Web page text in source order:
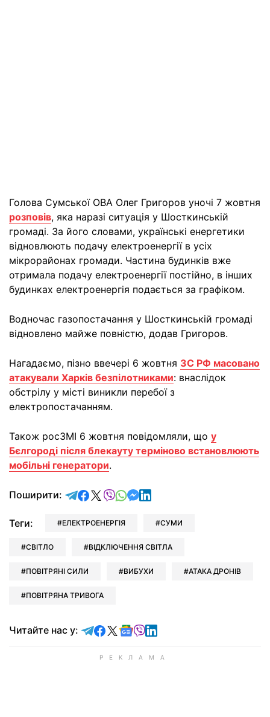
Голова Сумської ОВА Олег Григоров уночі 7 жовтня
розповів, яка наразі ситуація у Шосткинській
громаді. За його словами, українські енергетики
відновлюють подачу електроенергії в усіх
мікрорайонах громади. Частина будинків вже
отримала подачу електроенергії постійно, в інших
будинках електроенергія подається за графіком.
Водночас газопостачання у Шосткинській громаді
відновлено майже повністю, додав Григоров.
Нагадаємо, пізно ввечері 6 жовтня ЗС РФ масовано
атакували Харків безпілотниками: внаслідок
обстрілу у місті виникли перебої з
електропостачанням.
Також росЗМІ 6 жовтня повідомляли, що у
Бєлгороді після блекауту терміново встановлюють
мобільні генератори.
Поширити: відправити у Telegram
поділитись у Facebook
поділитись у X
відправити у Viber
відправити у Whatsapp
відправити у Messenger
відправити у LinkedIn
Теги: ЕЛЕКТРОЕНЕРГІЯ СУМИ
СВІТЛО ВІДКЛЮЧЕННЯ СВІТЛА
ПОВІТРЯНІ СИЛИ ВИБУХИ АТАКА ДРОНІВ
ПОВІТРЯНА ТРИВОГА
Читайте нас у: Читайте у Telegram
Читайте у Facebook
Читайте у X
Читайте у Google news
Читайте у Viber
Читайте у LinkedIn